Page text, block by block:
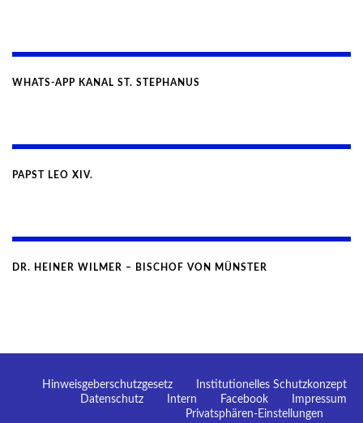
WHATS-APP KANAL ST. STEPHANUS
PAPST LEO XIV.
DR. HEINER WILMER – BISCHOF VON MÜNSTER
Hinweisgeberschutzgesetz
Institutionelles Schutzkonzept
Datenschutz
Intern Facebook
Impressum
Privatsphären-Einstellungen